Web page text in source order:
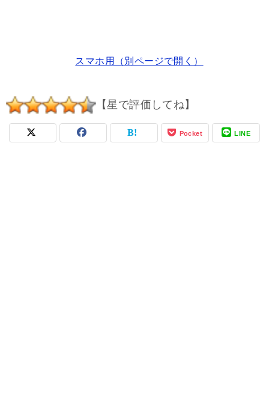
スマホ用（別ページで開く）
【星で評価してね】
Pocket LINE